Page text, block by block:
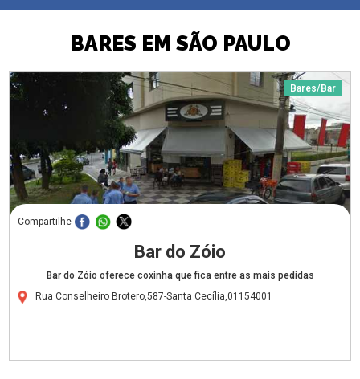
BARES EM SÃO PAULO
Bares/Bar
Compartilhe
Bar do Zóio
Bar do Zóio oferece coxinha que fica entre as mais pedidas
Rua Conselheiro Brotero,587-Santa Cecília,01154001